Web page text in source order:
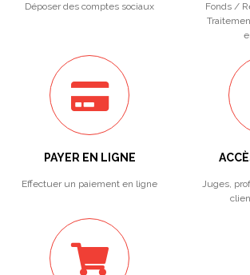
Déposer des comptes sociaux
Fonds /
PAYER EN LIGNE
Effectuer un paiement en ligne
Juges,